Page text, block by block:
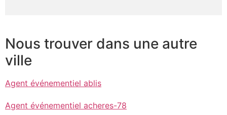
Nous trouver dans une autre
ville
Agent événementiel ablis
Agent événementiel acheres-78